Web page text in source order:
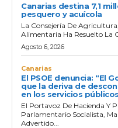
Canarias destina 7,1
pesquero y acuícola
La Consejería De
Alimentaria Ha Resuelto La
Agosto 6, 2026
Canarias
El PSOE denuncia: “El
que la deriva de
en los servicios
El Portavoz De Hacienda Y
Parlamentario Socialista,
Advertido...